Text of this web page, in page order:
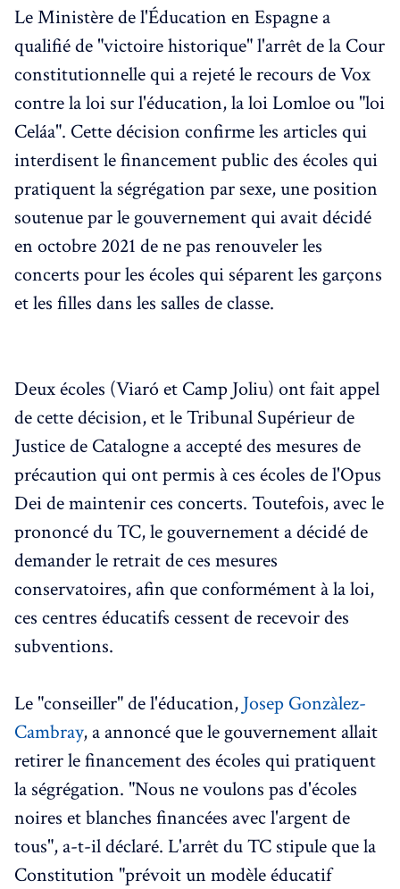
Le Ministère de l'Éducation en Espagne a
qualifié de "victoire historique" l'arrêt de la Cour
constitutionnelle qui a rejeté le recours de Vox
contre la loi sur l'éducation, la loi Lomloe ou "loi
Celáa". Cette décision confirme les articles qui
interdisent le financement public des écoles qui
pratiquent la ségrégation par sexe, une position
soutenue par le gouvernement qui avait décidé
en octobre 2021 de ne pas renouveler les
concerts pour les écoles qui séparent les garçons
et les filles dans les salles de classe.
Deux écoles (Viaró et Camp Joliu) ont fait appel
de cette décision, et le Tribunal Supérieur de
Justice de Catalogne a accepté des mesures de
précaution qui ont permis à ces écoles de l'Opus
Dei de maintenir ces concerts. Toutefois, avec le
prononcé du TC, le gouvernement a décidé de
demander le retrait de ces mesures
conservatoires, afin que conformément à la loi,
ces centres éducatifs cessent de recevoir des
subventions.
Le "conseiller" de l'éducation, Josep Gonzàlez-
Cambray, a annoncé que le gouvernement allait
retirer le financement des écoles qui pratiquent
la ségrégation. "Nous ne voulons pas d'écoles
noires et blanches financées avec l'argent de
tous", a-t-il déclaré. L'arrêt du TC stipule que la
Constitution "prévoit un modèle éducatif